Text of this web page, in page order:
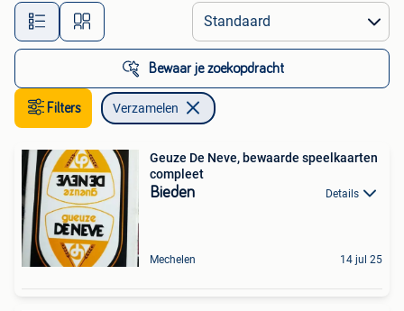
Alle afstanden…
Bewaar je zoekopdracht
Filters Verzamelen
Geuze De Neve, bewaarde speelkaarten
compleet
Bieden Details
Mechelen 14 jul 25